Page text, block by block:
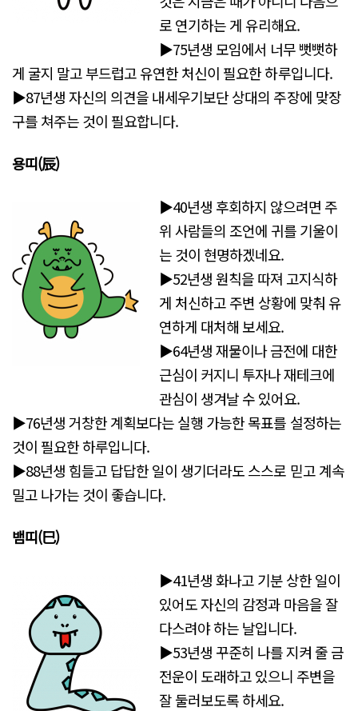
로 연기하는 게 유리해요.
▶75년생 모임에서 너무 뻣뻣하
게 굴지 말고 부드럽고 유연한 처신이 필요한 하루입니다.
▶87년생 자신의 의견을 내세우기보단 상대의 주장에 맞장
구를 쳐주는 것이 필요합니다.
용띠(辰)
▶40년생 후회하지 않으려면 주
위 사람들의 조언에 귀를 기울이
는 것이 현명하겠네요.
▶52년생 원칙을 따져 고지식하
게 처신하고 주변 상황에 맞춰 유
연하게 대처해 보세요.
▶64년생 재물이나 금전에 대한
근심이 커지니 투자나 재테크에
관심이 생겨날 수 있어요.
▶76년생 거창한 계획보다는 실행 가능한 목표를 설정하는
것이 필요한 하루입니다.
▶88년생 힘들고 답답한 일이 생기더라도 스스로 믿고 계속
밀고 나가는 것이 좋습니다.
뱀띠(巳)
▶41년생 화나고 기분 상한 일이
있어도 자신의 감정과 마음을 잘
다스려야 하는 날입니다.
▶53년생 꾸준히 나를 지켜 줄 금
전운이 도래하고 있으니 주변을
잘 둘러보도록 하세요.